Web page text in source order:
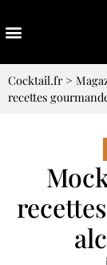
Cocktail.fr>
recettes